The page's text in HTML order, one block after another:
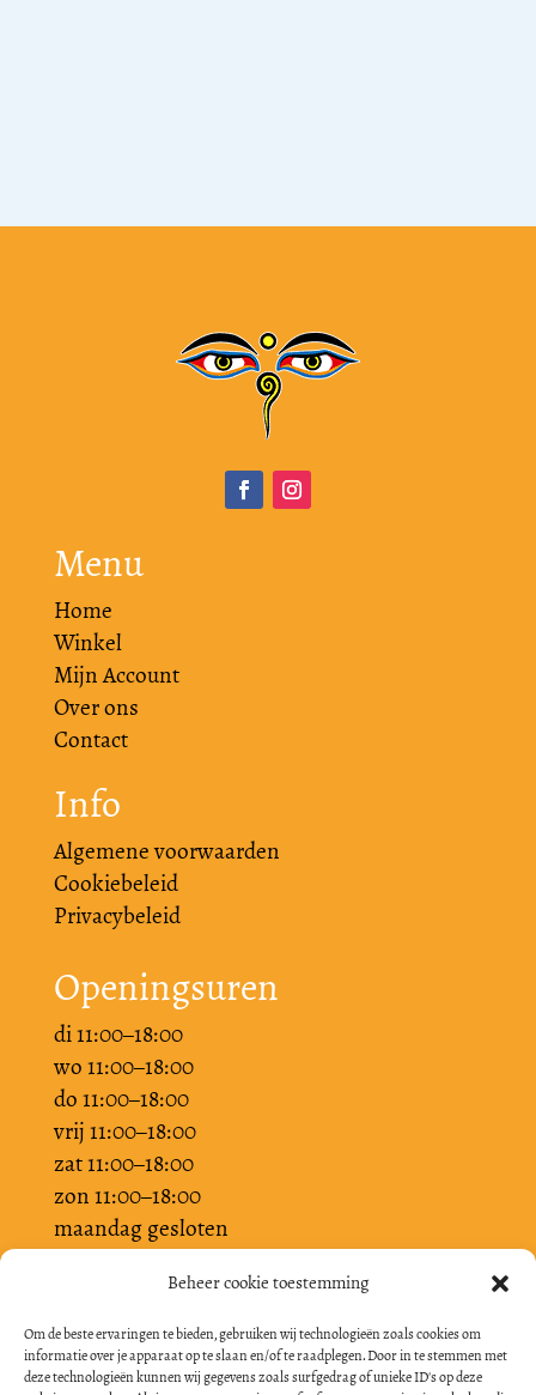
Beheer cookie toestemming
Om de beste ervaringen te bieden, gebruiken wij technologieën zoals cookies om
informatie over je apparaat op te slaan en/of te raadplegen. Door in te stemmen met
deze technologieën kunnen wij gegevens zoals surfgedrag of unieke ID's op deze
Menu
Home
Winkel
Mijn Account
Over ons
Contact
Info
Algemene voorwaarden
Cookiebeleid
Privacybeleid
Openingsuren
di 11:00–18:00
wo 11:00–18:00
do 11:00–18:00
vrij 11:00–18:00
zat 11:00–18:00
zon 11:00–18:00
maandag gesloten